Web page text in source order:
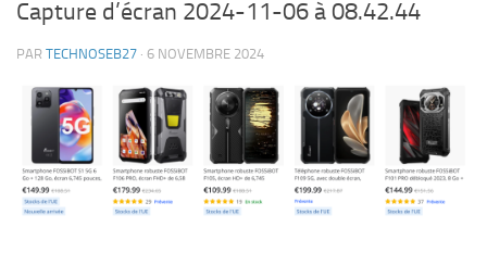
Capture d’écran 2024-11-06 à 08.42.44
PAR TECHNOSEB27 · 6 NOVEMBRE 2024